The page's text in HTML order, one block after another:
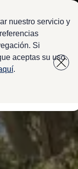
nuestro servicio y
Si
aceptas su uso.
.